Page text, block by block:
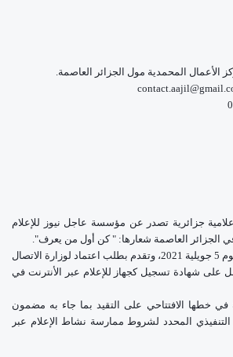
و
ك
الأعمال المحمدية مول الجزائر العاصمة.
جزائرية تصدر عن مؤسسة عاجل نيوز للإعلام
الجزائر العاصمة شعارها: " كن أول من يعرف".
انطلق الموقع في العمل يوم 5 جويلية 2021، وتقدم بطلب اعتماد لوزارة الاتصال
2021، وحصل على شهادة تسجيل كجهاز للإعلام عبر الأنترنت في
في خطها الافتتاحي على التقيد بما جاء به مضمون
التنفيذي المحدد لشروط ممارسة نشاط الإعلام عبر